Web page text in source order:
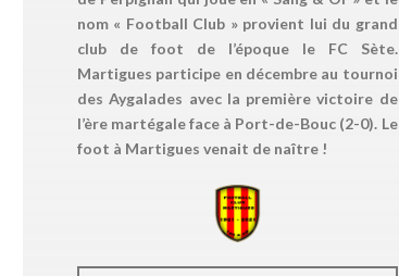
nom « Football Club » provient lui du grand
club de foot de l’époque le FC Sète.
Martigues participe en décembre au tournoi
des Aygalades avec la première victoire de
l’ère martégale face à Port-de-Bouc (2-0). Le
foot à Martigues venait de naître !